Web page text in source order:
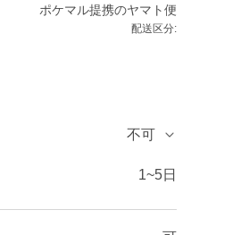
ポケマル提携のヤマト便
配送区分:
不可
1~5日